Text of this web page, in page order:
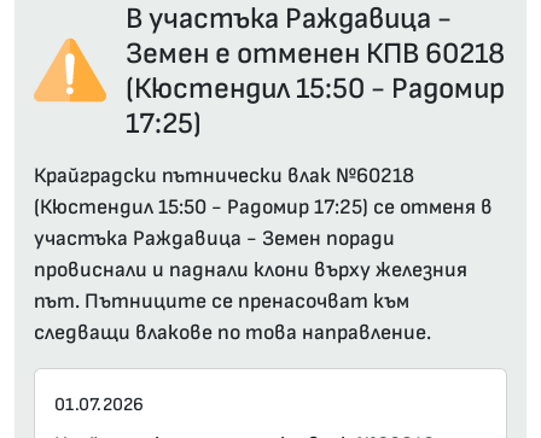
В участъка Раждавица -
Земен е отменен КПВ 60218
(Кюстендил 15:50 - Радомир
17:25)
Крайградски пътнически влак №60218
(Кюстендил 15:50 - Радомир 17:25) се отменя в
участъка Раждавица - Земен поради
провиснали и паднали клони върху железния
път. Пътниците се пренасочват към
следващи влакове по това направление.
01.07.2026